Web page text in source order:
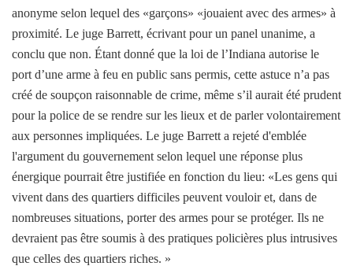
anonyme selon lequel des «garçons» «jouaient avec des armes» à
proximité. Le juge Barrett, écrivant pour un panel unanime, a
conclu que non. Étant donné que la loi de l’Indiana autorise le
port d’une arme à feu en public sans permis, cette astuce n’a pas
créé de soupçon raisonnable de crime, même s’il aurait été prudent
pour la police de se rendre sur les lieux et de parler volontairement
aux personnes impliquées. Le juge Barrett a rejeté d'emblée
l'argument du gouvernement selon lequel une réponse plus
énergique pourrait être justifiée en fonction du lieu: «Les gens qui
vivent dans des quartiers difficiles peuvent vouloir et, dans de
nombreuses situations, porter des armes pour se protéger. Ils ne
devraient pas être soumis à des pratiques policières plus intrusives
que celles des quartiers riches. »